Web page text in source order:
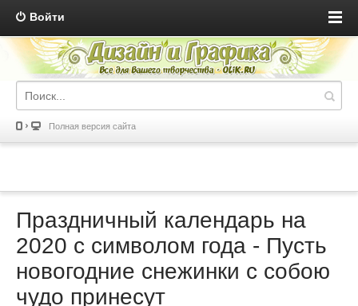
Войти
Полная версия сайта
Праздничный календарь на
2020 с символом года - Пусть
новогодние снежинки с собою
чудо принесут